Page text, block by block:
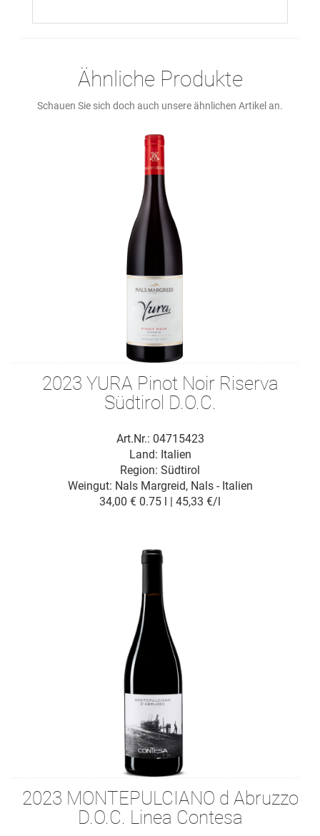
Ähnliche Produkte
Schauen Sie sich doch auch unsere ähnlichen Artikel an.
2023 YURA Pinot Noir Riserva
Südtirol D.O.C.
Art.Nr.: 04715423
Region: Südtirol
Weingut: Nals Margreid, Nals - Italien
Land: Italien
34,00 € 0.75 l | 45,33 €/l
2023 MONTEPULCIANO d Abruzzo
D.O.C. Linea Contesa